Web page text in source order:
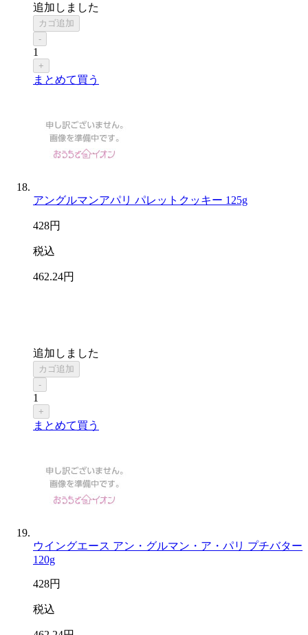
追加しました
カゴ追加
-
1
+
まとめて買う
アングルマンアパリ パレットクッキー 125g
428円
税込
462.24円
追加しました
カゴ追加
-
1
+
まとめて買う
ウイングエース アン・グルマン・ア・パリ プチバター
120g
428円
税込